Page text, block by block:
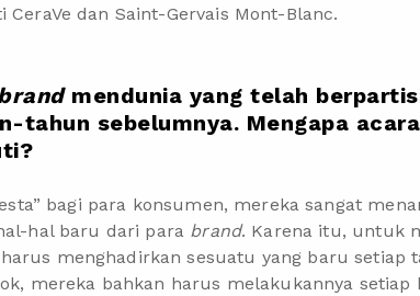
CeraVe dan Saint-Gervais Mont-Blanc.
mendunia yang telah
tahun sebelumnya. Mengapa
bagi para konsumen, mereka sangat
hal baru dari para brand. Karena itu, untuk
menghadirkan sesuatu yang baru setiap
mereka bahkan harus melakukannya setiap